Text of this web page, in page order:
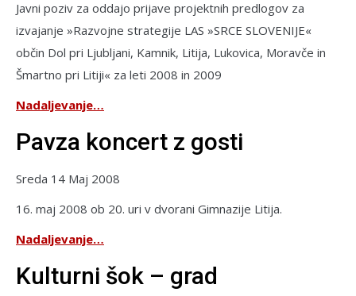
Javni poziv za oddajo prijave projektnih predlogov za
izvajanje »Razvojne strategije LAS »SRCE SLOVENIJE«
občin Dol pri Ljubljani, Kamnik, Litija, Lukovica, Moravče in
Šmartno pri Litiji« za leti 2008 in 2009
Nadaljevanje…
Pavza koncert z gosti
Sreda 14 Maj 2008
16. maj 2008 ob 20. uri v dvorani Gimnazije Litija.
Nadaljevanje…
Kulturni šok – grad